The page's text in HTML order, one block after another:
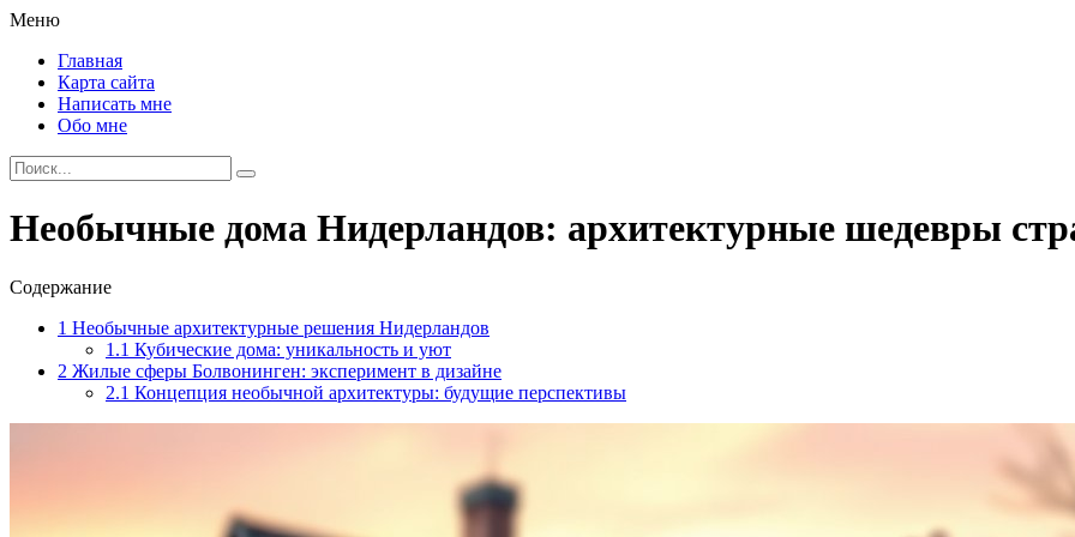
Меню
Главная
Карта сайта
Написать мне
Обо мне
Необычные дома Нидерландов: архитектурные шедевры
Содержание
1 Необычные архитектурные решения Нидерландов
1.1 Кубические дома: уникальность и уют
2 Жилые сферы Болвонинген: эксперимент в дизайне
2.1 Концепция необычной архитектуры: будущие перспективы